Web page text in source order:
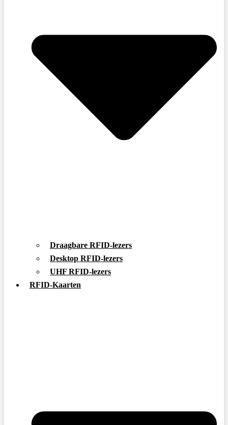
Draagbare RFID-lezers
Desktop RFID-lezers
UHF RFID-lezers
RFID-Kaarten